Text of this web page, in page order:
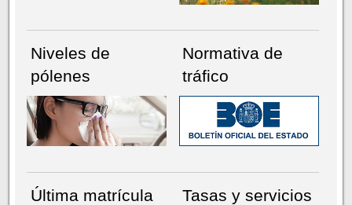
Niveles de
pólenes
Normativa de
tráfico
Última matrícula
Tasas y servicios